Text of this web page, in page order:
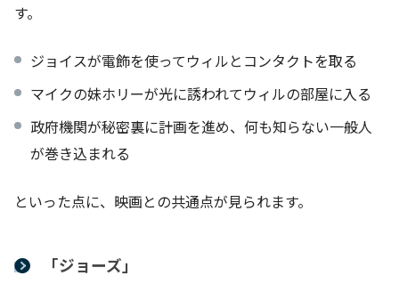
す。
ジョイスが電飾を使ってウィルとコンタクトを取る
マイクの妹ホリーが光に誘われてウィルの部屋に入る
政府機関が秘密裏に計画を進め、何も知らない一般人
が巻き込まれる
といった点に、映画との共通点が見られます。
「ジョーズ」